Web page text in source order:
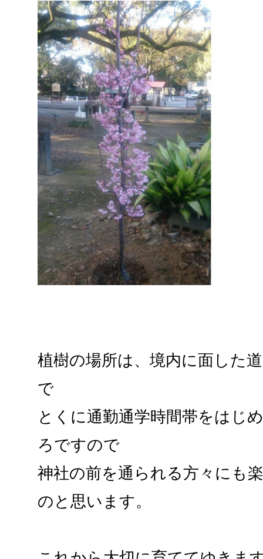
植樹の場所は、境内に面した
で
とくに通勤通学時間帯をはじ
ろですので
神社の前を通られる方々にも
のと思います。